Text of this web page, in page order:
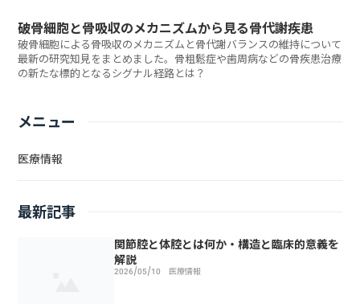
破骨細胞と骨吸収のメカニズムから見る骨代謝疾患
破骨細胞による骨吸収のメカニズムと骨代謝バランスの維持について
最新の研究知見をまとめました。骨粗鬆症や歯周病などの骨疾患治療
の新たな標的となるシグナル経路とは？
メニュー
医療情報
最新記事
関節腔と体腔とは何か・構造と臨床的意義を
解説
2026/05/10 医療情報